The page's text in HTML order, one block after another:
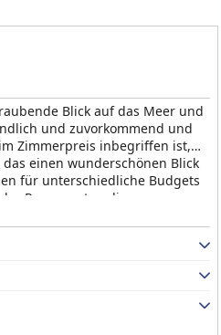
Blick auf das Meer und
und zuvorkommend und
Zimmerpreis inbegriffen ist,
einen wunderschönen Blick
für unterschiedliche Budgets
Rezensenten die
den schönen Poolbereich und
Feinschmecker und alle, die